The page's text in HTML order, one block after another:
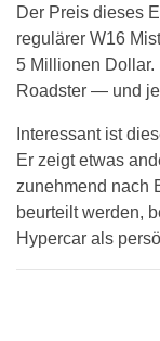
Der Preis dieses
regulärer W16
5 Millionen Dollar.
Roadster — und
Interessant ist
Er zeigt etwas
zunehmend nach
beurteilt werden,
Hypercar als